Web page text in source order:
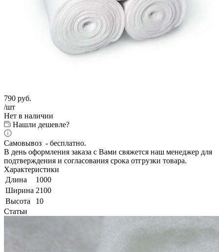
790 руб.
/шт
Нет в наличии
Нашли дешевле?
Самовывоз - бесплатно.
В день оформления заказа с Вами свяжется наш менеджер для
подтверждения и согласования срока отгрузки товара.
Характеристики
Длина
1000
Ширина 2100
Высота
10
Статьи